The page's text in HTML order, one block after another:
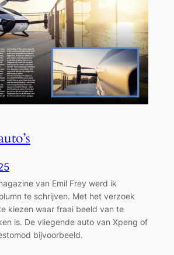
van Emil Frey werd ik
te schrijven. Met het verzoek
kiezen waar fraai beeld van te
is. De vliegende auto van Xpeng of
bijvoorbeeld.